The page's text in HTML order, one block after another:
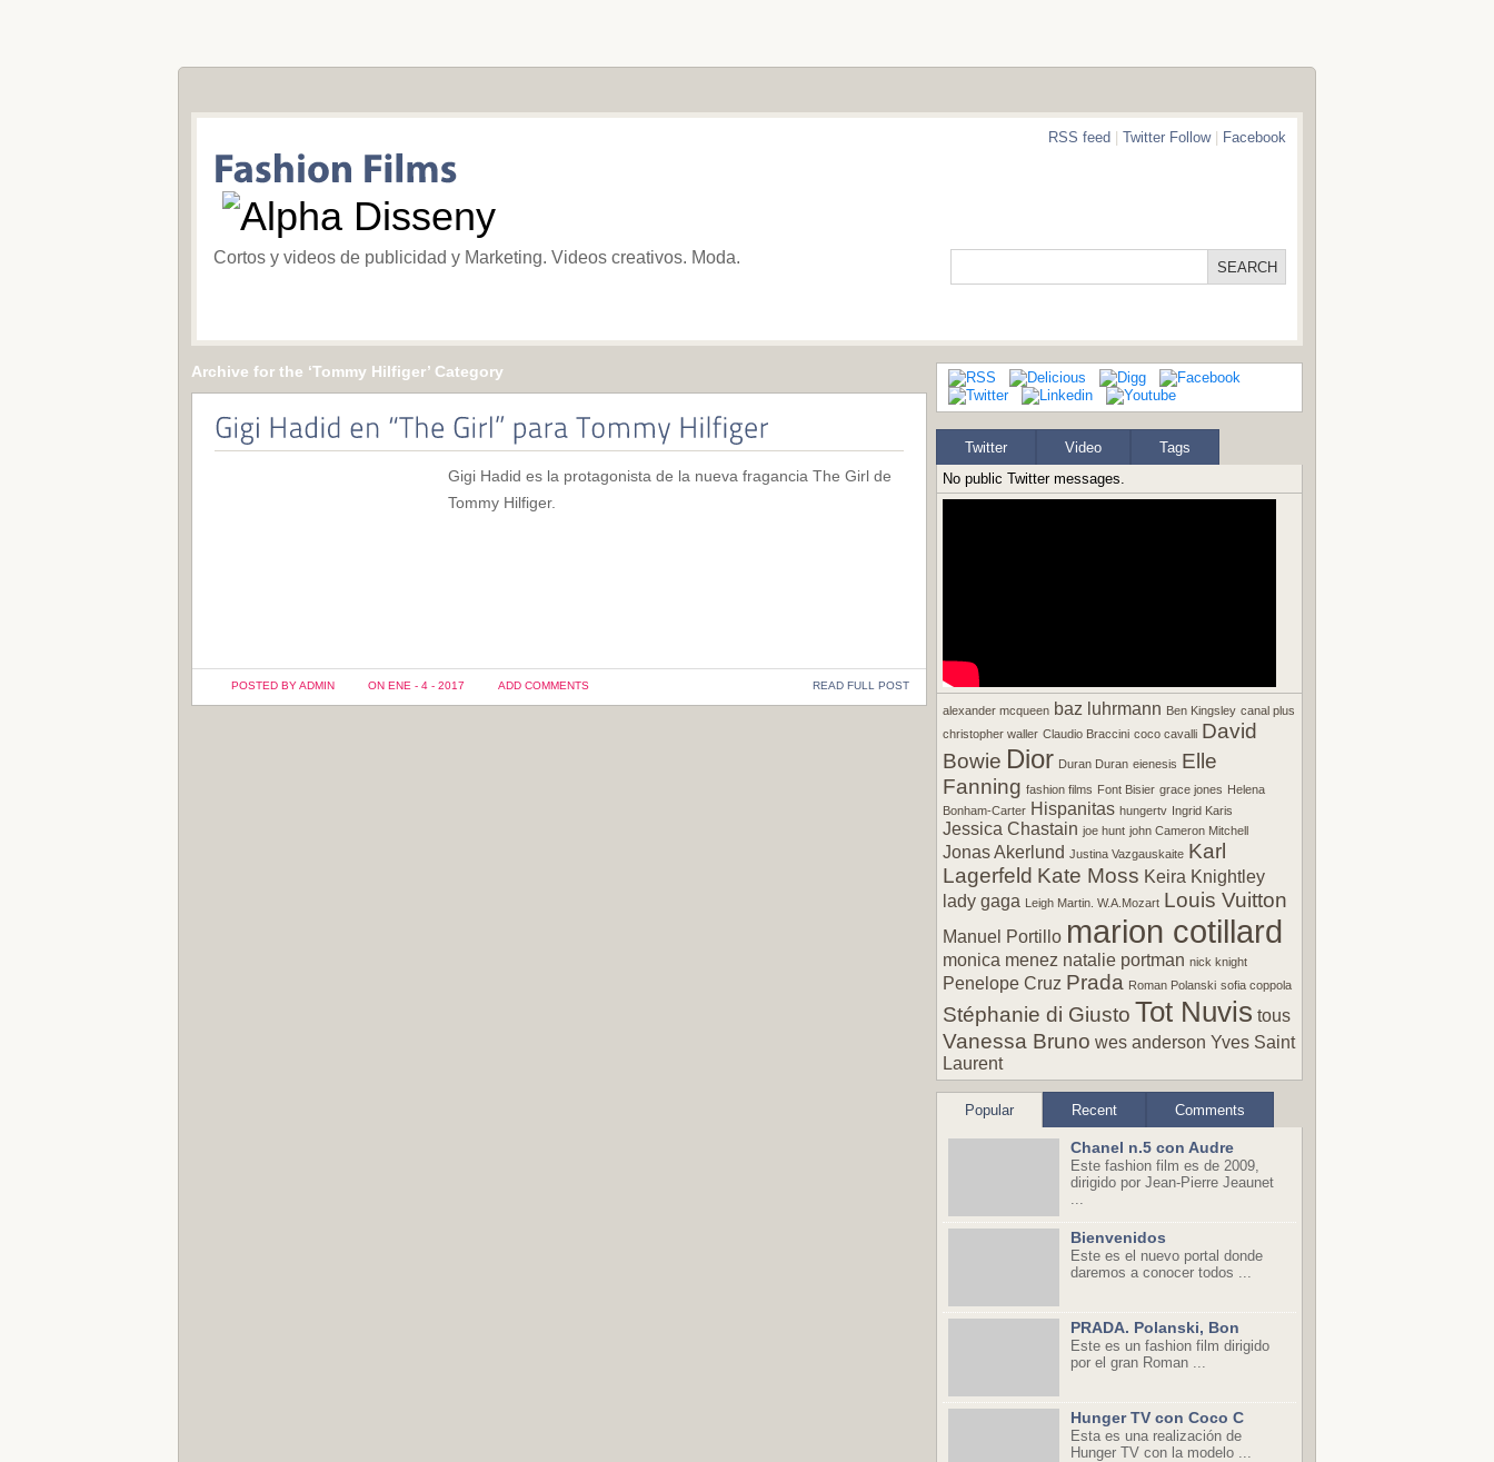
Cortos y videos de publicidad y Marketing. Videos creativos. Moda.
RSS feed Twitter Follow| Facebook
Archive for the ‘Tommy Hilfiger’ Category
Gigi Hadid es la protagonista de la nueva fragancia The Girl de
Tommy Hilfiger.
POSTED BY ADMIN ON ENE - 4 - 2017 ADD COMMENTS READ FULL POST
Twitter Video
Tags
No public Twitter messages.
alexander mcqueen baz luhrmann Ben Kingsley canal plus
christopher waller Claudio Braccini coco cavalli David
Bowie Dior Duran Duran eienesis Elle
Fanning fashion films Font Bisier grace jones Helena
Bonham-Carter Hispanitas hungertv Ingrid Karis
Jessica Chastain joe hunt john Cameron Mitchell
Jonas Akerlund Justina Vazgauskaite Karl
Lagerfeld Kate Moss Keira Knightley
lady gaga Leigh Martin. W.A.Mozart Louis Vuitton
Manuel Portillo marion cotillard
monica menez natalie portman nick knight
Penelope Cruz Prada Roman Polanski sofia coppola
Stéphanie di Giusto Tot Nuvis tous
Vanessa Bruno wes anderson Yves Saint
Laurent
Popular Recent Comments
Chanel n.5 con Audre
Este fashion film es de 2009,
dirigido por Jean-Pierre Jeaunet
...
Bienvenidos
Este es el nuevo portal donde
daremos a conocer todos ...
PRADA. Polanski, Bon
Este es un fashion film dirigido
por el gran Roman ...
Hunger TV con Coco C
Esta es una realización de
Hunger TV con la modelo ...